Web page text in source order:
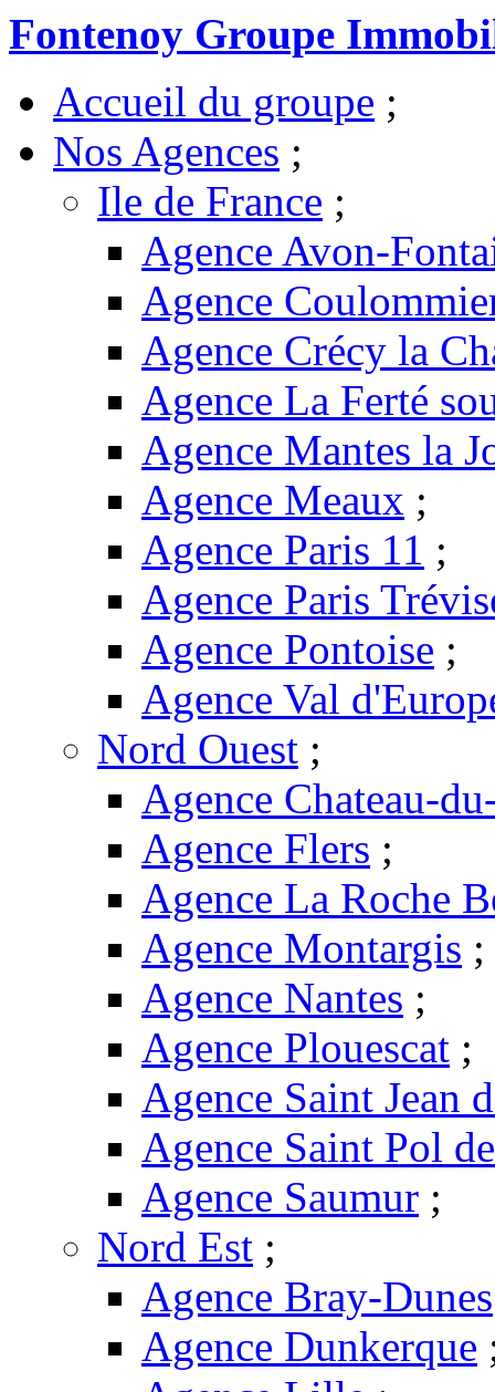
Fontenoy Groupe
Accueil du groupe ;
Nos Agences ;
Ile de France ;
Agence Avon-
Agence
Agence Crécy la
Agence La Ferté
Agence Mantes la
Agence Meaux ;
Agence Paris 11 ;
Agence Paris
Agence Pontoise ;
Agence Val
Nord Ouest ;
Agence Chateau-
Agence Flers ;
Agence La Roche
Agence Montargis ;
Agence Nantes ;
Agence Plouescat ;
Agence Saint Jean
Agence Saint Pol
Agence Saumur ;
Nord Est ;
Agence Bray-Dunes
Agence Dunkerque